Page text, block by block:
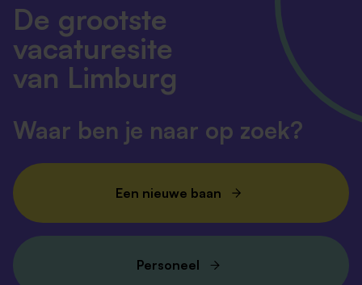
De grootste
vacaturesite
van Limburg
Waar ben je naar op zoek?
Een nieuwe baan
Personeel